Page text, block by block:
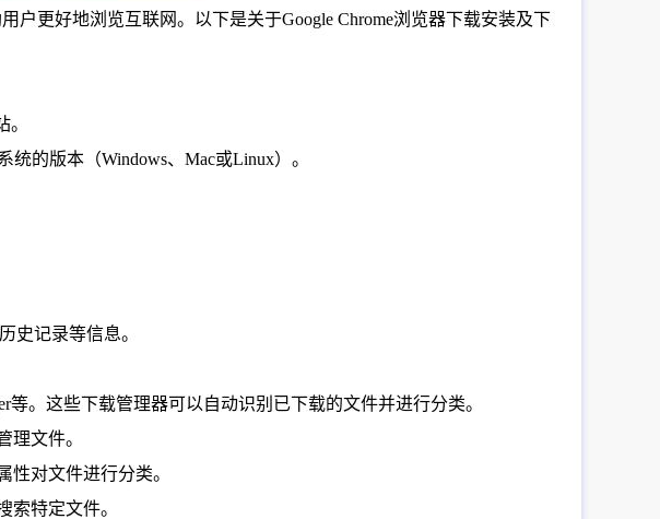
户更好地浏览互联网。以下是关于Google Chrome浏览器下载安装及下
的版本（Windows、Mac或Linux）。
史记录等信息。
。这些下载管理器可以自动识别已下载的文件并进行分类。
理文件。
对文件进行分类。
索特定文件。